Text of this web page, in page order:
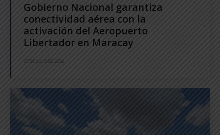
Gobierno Nacional garantiza
conectividad aérea con la
activación del Aeropuerto
Libertador en Maracay
17 DE JULIO DE 2026